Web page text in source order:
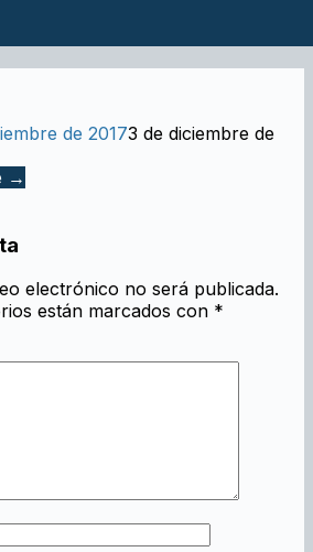
de 20173 de diciembre de
→
electrónico no será publicada.
están marcados con *